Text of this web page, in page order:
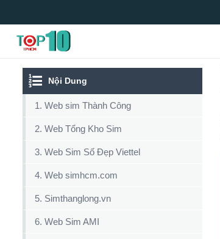
Top10tphcm
Nội Dung
1. Web sim Thành Công
2. Web Tổng Kho Sim
3. Web Sim Số Đẹp Viettel
4. Web simhcm.com
5. Simthanglong.vn
6. Web Sim AMI